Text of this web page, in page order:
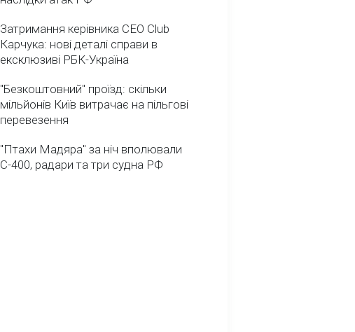
Затримання керівника CEO Club
Карчука: нові деталі справи в
ексклюзиві РБК-Україна
"Безкоштовний" проїзд: скільки
мільйонів Київ витрачає на пільгові
перевезення
"Птахи Мадяра" за ніч вполювали
С-400, радари та три судна РФ